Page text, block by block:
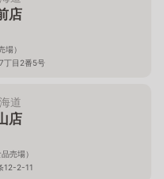
店
）
丁目2番5号
道
店
売場）
12-2-11